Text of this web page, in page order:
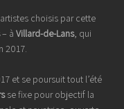
choisis par cette
– à Villard-de-Lans, qui
2017.
et se poursuit tout l’été
se fixe pour objectif la